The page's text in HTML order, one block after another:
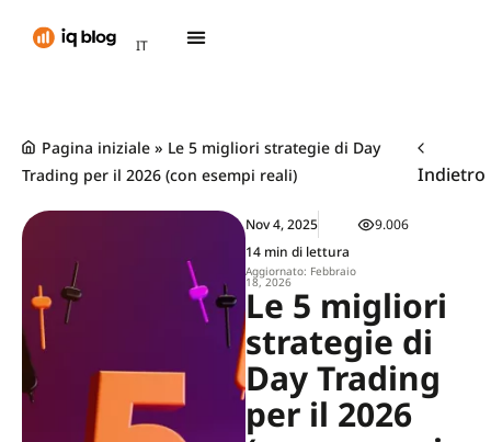
IT
TH
Pagina iniziale » Le 5 migliori strategie di Day
Trading per il 2026 (con esempi reali)
Indietro
Nov 4, 2025
14 min di lettura
Aggiornato: Febbraio
18, 2026
9.006
Le 5 migliori
strategie di
Day Trading
per il 2026